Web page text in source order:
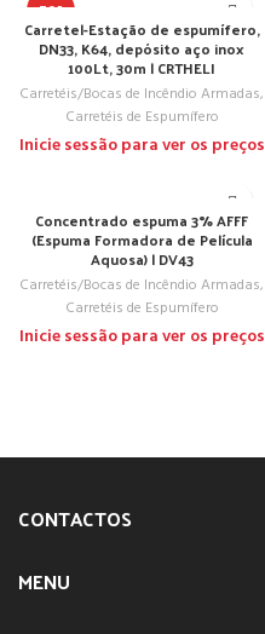
TOP
Carretel-Estação de espumífero,
DN33, K64, depósito aço inox
100Lt, 30m | CRTHELI
Carretéis/Bocas de Incêndio Armadas,
Carretéis de Espumífero
Inicie sessão para ver os preços
Concentrado espuma 3% AFFF
(Espuma Formadora de Película
Aquosa) | DV43
Carretéis/Bocas de Incêndio Armadas,
Carretéis de Espumífero
Inicie sessão para ver os preços
CONTACTOS
MENU